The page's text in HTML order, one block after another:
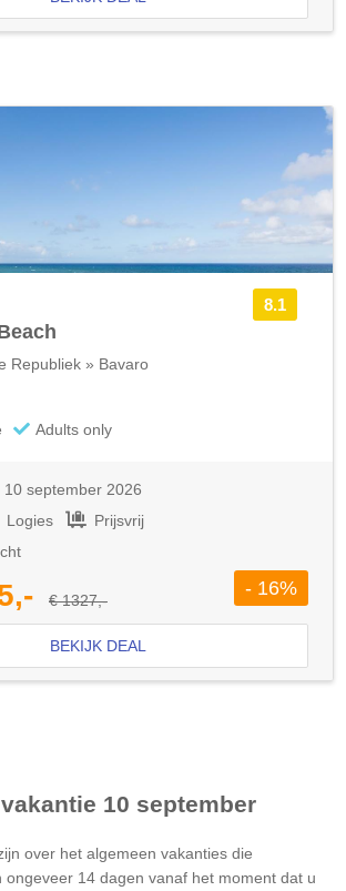
8.1
Republiek » Bavaro
Adults only
10 september 2026
Logies
Prijsvrij
€ 1327,-
- 16%
BEKIJK DEAL
10 september
over het algemeen vakanties die
ongeveer 14 dagen vanaf het moment dat u